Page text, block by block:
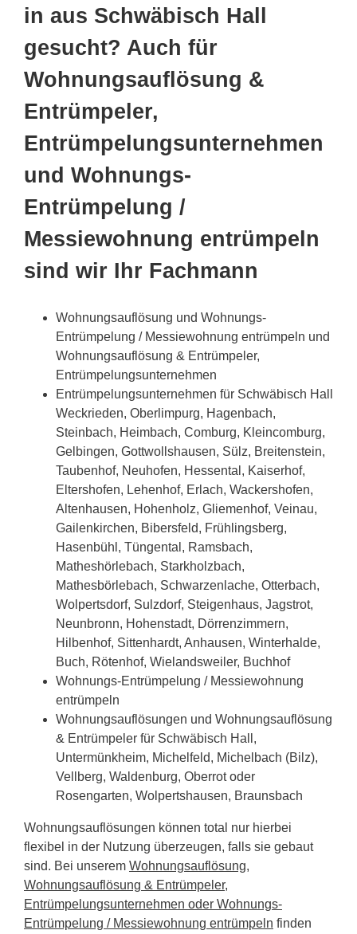
in aus Schwäbisch Hall
gesucht? Auch für
Wohnungsauflösung &
Entrümpeler,
Entrümpelungsunternehmen
und Wohnungs-
Entrümpelung /
Messiewohnung entrümpeln
sind wir Ihr Fachmann
Wohnungsauflösung und Wohnungs-
Entrümpelung / Messiewohnung entrümpeln und
Wohnungsauflösung & Entrümpeler,
Entrümpelungsunternehmen
Entrümpelungsunternehmen für Schwäbisch Hall
Weckrieden, Oberlimpurg, Hagenbach,
Steinbach, Heimbach, Comburg, Kleincomburg,
Gelbingen, Gottwollshausen, Sülz, Breitenstein,
Taubenhof, Neuhofen, Hessental, Kaiserhof,
Eltershofen, Lehenhof, Erlach, Wackershofen,
Altenhausen, Hohenholz, Gliemenhof, Veinau,
Gailenkirchen, Bibersfeld, Frühlingsberg,
Hasenbühl, Tüngental, Ramsbach,
Matheshörlebach, Starkholzbach,
Mathesbörlebach, Schwarzenlache, Otterbach,
Wolpertsdorf, Sulzdorf, Steigenhaus, Jagstrot,
Neunbronn, Hohenstadt, Dörrenzimmern,
Hilbenhof, Sittenhardt, Anhausen, Winterhalde,
Buch, Rötenhof, Wielandsweiler, Buchhof
Wohnungs-Entrümpelung / Messiewohnung
entrümpeln
Wohnungsauflösungen und Wohnungsauflösung
& Entrümpeler für Schwäbisch Hall,
Untermünkheim, Michelfeld, Michelbach (Bilz),
Vellberg, Waldenburg, Oberrot oder
Rosengarten, Wolpertshausen, Braunsbach
Wohnungsauflösungen können total nur hierbei
flexibel in der Nutzung überzeugen, falls sie gebaut
sind. Bei unserem Wohnungsauflösung,
Wohnungsauflösung & Entrümpeler,
Entrümpelungsunternehmen oder Wohnungs-
Entrümpelung / Messiewohnung entrümpeln finden